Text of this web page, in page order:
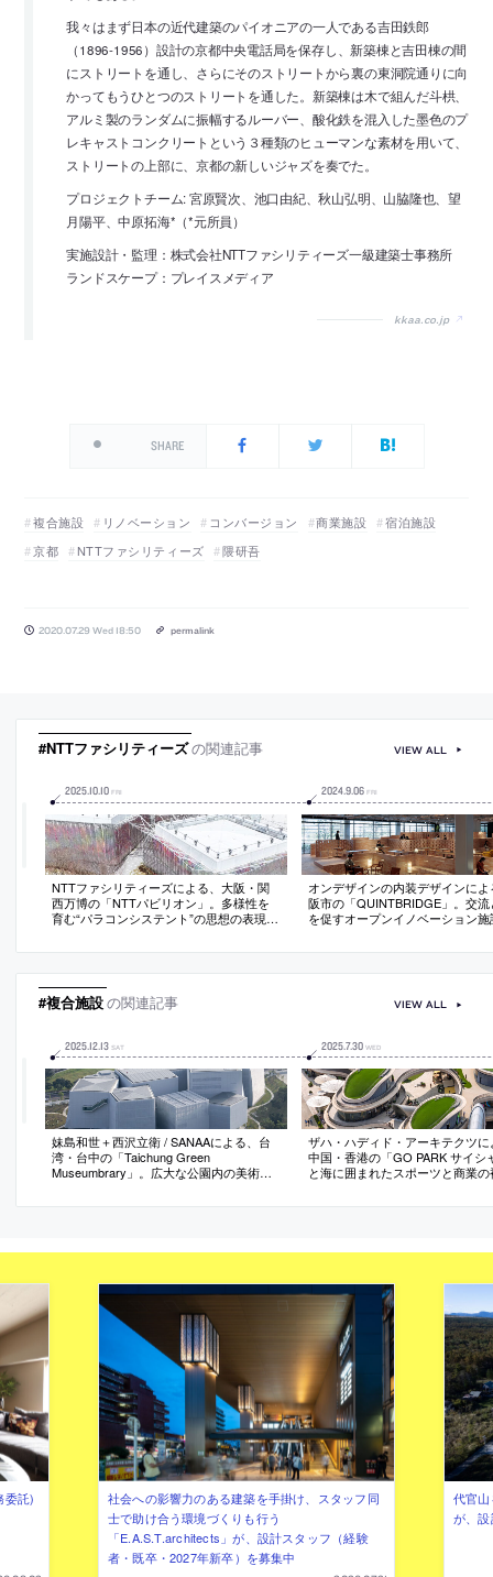
我々はまず日本の近代建築のパイオニアの一人である吉田鉄郎
（1896-1956）設計の京都中央電話局を保存し、新築棟と吉田棟の間
にストリートを通し、さらにそのストリートから裏の東洞院通りに向
かってもうひとつのストリートを通した。新築棟は木で組んだ斗栱、
アルミ製のランダムに振幅するルーバー、酸化鉄を混入した墨色のプ
レキャストコンクリートという３種類のヒューマンな素材を用いて、
ストリートの上部に、京都の新しいジャズを奏でた。
プロジェクトチーム: 宮原賢次、池口由紀、秋山弘明、山脇隆也、望
月陽平、中原拓海*（*元所員）
実施設計・監理：株式会社NTTファシリティーズ一級建築士事務所
ランドスケープ：プレイスメディア
kkaa.co.jp
SHARE
複合施設 リノベーション コンバージョン 商業施設
宿泊施設
京都
NTTファシリティーズ 隈研吾
2020.07.29 Wed 18:50 permalink
#NTTファシリティーズの関連記事
2025.10.10 FRI
NTTファシリティーズによる、大阪・関
西万博の「NTTパビリオン」。多様性を
育む“パラコンシステント”の思想の表現を
振舞を粒子化”する存在を志向。布やカー
考案
2024.9.06 FRI
オンデザインの内装デザインによ
阪市の「QUINTBRIDGE」。交流
を促すオープンイノベーション施
ル”に応えつつ、集団の中でも“緊
細かく“チューニング”して空間を
VIEW ALL
#複合施設の関連記事
2025.12.13 SAT
妹島和世＋西沢立衛 / SANAAによる、台
湾・台中の「Taichung Green
Museumbrary」。広大な公園内の美術館
かれた建築”として、メタルメッシュで覆
多面的な学びの空間の創出も意図
2025.7.30 WED
ザハ・ハディド・アーキテクツに
中国・香港の「GO PARK サイシ
と海に囲まれたスポーツと商業の
想を得て、地形に埋め込まれた“
める
VIEW ALL
委託)
社会への影響力のある建築を手掛け、スタッフ同
士で助け合う環境づくりも行う
「E.A.S.T.architects」が、設計スタッフ（経験
者・既卒・2027年新卒）を募集中
代官
が、